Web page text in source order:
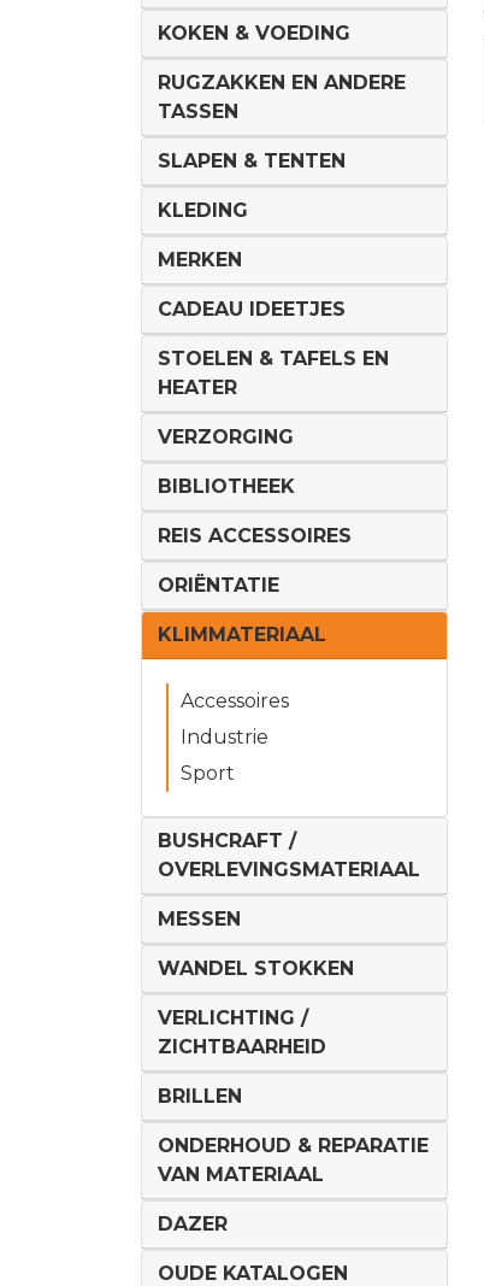
KOKEN & VOEDING
RUGZAKKEN EN ANDERE
TASSEN
SLAPEN & TENTEN
KLEDING
MERKEN
CADEAU IDEETJES
STOELEN & TAFELS EN
HEATER
VERZORGING
BIBLIOTHEEK
REIS ACCESSOIRES
ORIËNTATIE
KLIMMATERIAAL
Accessoires
Industrie
Sport
BUSHCRAFT /
OVERLEVINGSMATERIAAL
MESSEN
WANDEL STOKKEN
VERLICHTING /
ZICHTBAARHEID
BRILLEN
ONDERHOUD & REPARATIE
VAN MATERIAAL
DAZER
OUDE KATALOGEN